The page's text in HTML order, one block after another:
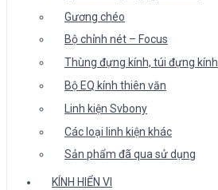
Gương chéo
Bộ chỉnh nét – Focus
Thùng đựng kính, túi đựng kính
Bộ EQ kính thiên văn
Linh kiện Svbony
Các loại linh kiện khác
Sản phẩm đã qua sử dụng
KÍNH HIỂN VI